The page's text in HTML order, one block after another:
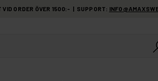
ORDER ÖVER 1500:- | SUPPORT: